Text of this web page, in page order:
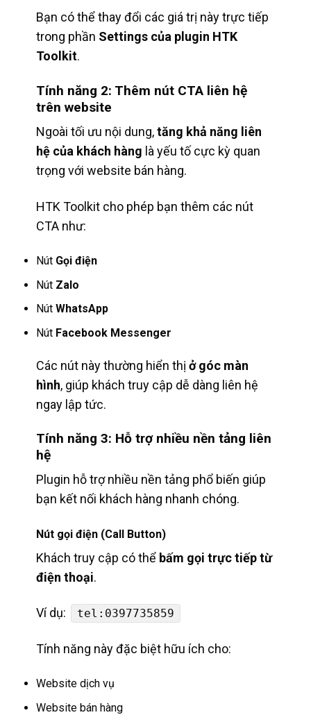
Bạn có thể thay đổi các giá trị này trực tiếp
trong phần Settings của plugin HTK
Toolkit.
Tính năng 2: Thêm nút CTA liên hệ
trên website
Ngoài tối ưu nội dung,tăng khả năng liên
hệ của khách hàng là yếu tố cực kỳ quan
trọng với website bán hàng.
HTK Toolkit cho phép bạn thêm các nút
CTA như:
Nút Gọi điện
Nút Zalo
Nút WhatsApp
Nút Facebook Messenger
Các nút này thường hiển thị ở góc màn
hình, giúp khách truy cập dễ dàng liên hệ
ngay lập tức.
Tính năng 3: Hỗ trợ nhiều nền tảng liên
hệ
Plugin hỗ trợ nhiều nền tảng phổ biến giúp
bạn kết nối khách hàng nhanh chóng.
Nút gọi điện (Call Button)
Khách truy cập có thể bấm gọi trực tiếp từ
điện thoại.
Ví dụ: tel:0397735859
Tính năng này đặc biệt hữu ích cho:
Website dịch vụ
Website bán hàng